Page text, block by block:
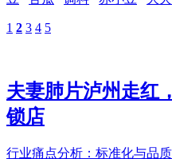
1 2 3 4 5
夫妻肺片泸州走红
锁店
行业痛点分析：标准化与品